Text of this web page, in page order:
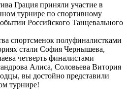
Грация приняли участие в
турнире по спортивному
Российского Танцевального
спортсменок полуфиналистками
стали София Чернышева,
четверть финалистами
Алиса, Соловьева Витория
вы достойно представили
турнире!